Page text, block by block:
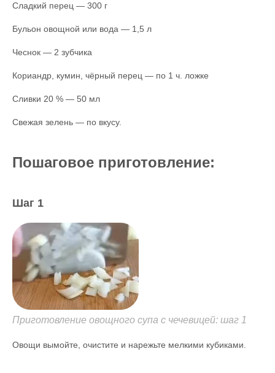
Сладкий перец — 300 г
Бульон овощной или вода — 1,5 л
Чеснок — 2 зубчика
Кориандр, кумин, чёрный перец — по 1 ч. ложке
Сливки 20 % — 50 мл
Свежая зелень — по вкусу.
Пошаговое приготовление:
Шаг 1
Приготовление овощного супа с чечевицей: шаг 1
Овощи вымойте, очистите и нарежьте мелкими кубиками.